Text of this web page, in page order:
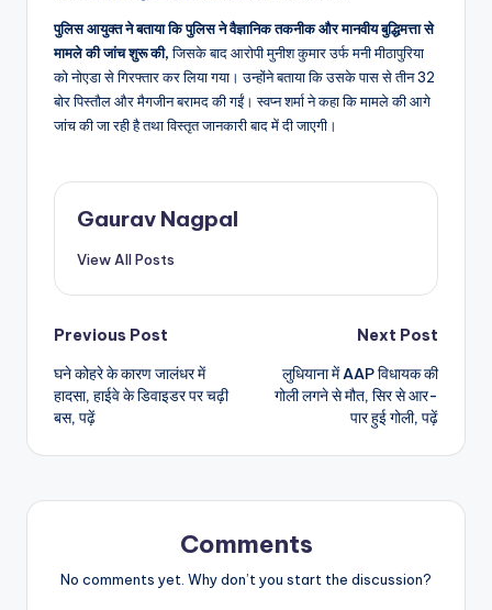
पुलिस आयुक्त ने बताया कि पुलिस ने वैज्ञानिक तकनीक और मानवीय बुद्धिमत्ता से
मामले की जांच शुरू की,जिसके बाद आरोपी मुनीश कुमार उर्फ ​​मनी मीठापुरिया
को नोएडा से गिरफ्तार कर लिया गया। उन्होंने बताया कि उसके पास से तीन 32
बोर पिस्तौल और मैगजीन बरामद की गईं। स्वप्न शर्मा ने कहा कि मामले की आगे
जांच की जा रही है तथा विस्तृत जानकारी बाद में दी जाएगी।
Gaurav Nagpal
View All Posts
Post
navigation
Previous Post
घने कोहरे के कारण जालंधर में
हादसा, हाईवे के डिवाइडर पर चढ़ी
बस, पढ़ें
Next Post
लुधियाना में AAP विधायक की
गोली लगने से मौत, सिर से आर-
पार हुई गोली, पढ़ें
Comments
No comments yet. Why don’t you start the discussion?